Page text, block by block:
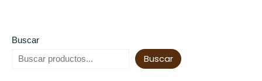
Buscar
Buscar